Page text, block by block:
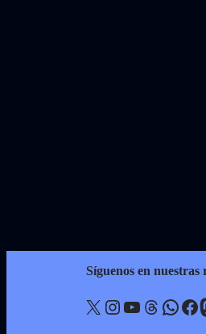
Síguenos en nuestras
X Instagram YouTube Threads WhatsApp Facebook